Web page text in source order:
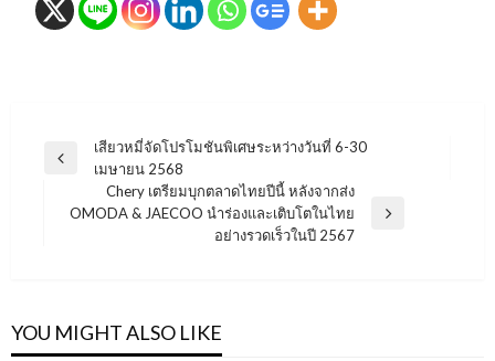
แนะแนว
Previous
เสียวหมี่จัดโปรโมชันพิเศษระหว่างวันที่ 6-30
เมษายน 2568
Next
Chery เตรียมบุกตลาดไทยปีนี้ หลังจากส่ง
OMODA & JAECOO นำร่องและเติบโตในไทย
อย่างรวดเร็วในปี 2567
YOU MIGHT ALSO LIKE